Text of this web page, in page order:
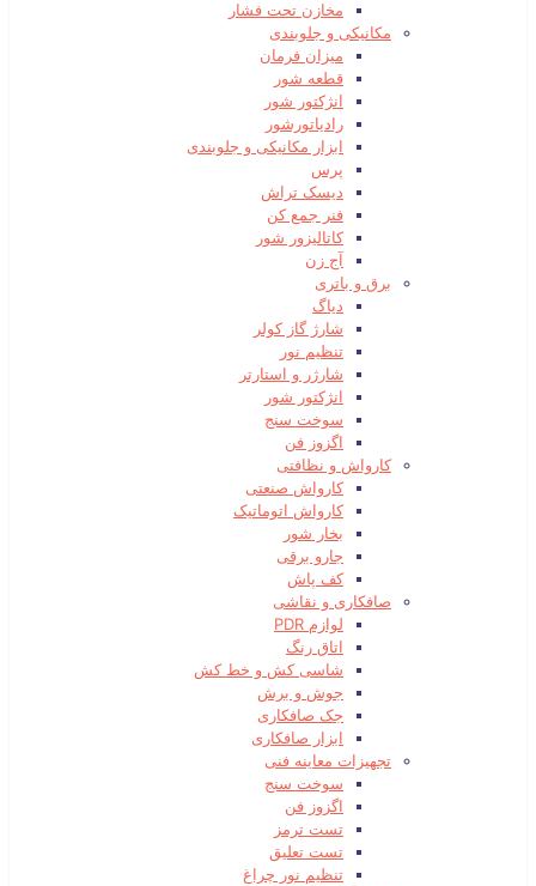
مخازن تحت فشار
مکانیکی و جلوبندی
میزان فرمان
قطعه شور
انژکتور شور
رادیاتورشور
ابزار مکانیکی و جلوبندی
پرس
دیسک تراش
فنر جمع کن
کاتالیزور شور
آج زن
برق و باتری
دیاگ
شارژ گاز کولر
تنظیم نور
شارژر و استارتر
انژکتور شور
سوخت سنج
اگزوز فن
کارواش و نظافتی
کارواش صنعتی
کارواش اتوماتیک
بخار شور
جارو برقی
کف پاش
صافکاری و نقاشی
لوازم PDR
اتاق رنگ
شاسی کش و خط کش
جوش و برش
جک صافکاری
ابزار صافکاری
تجهیزات معاینه فنی
سوخت سنج
اگزوز فن
تست ترمز
تست تعلیق
تنظیم نور چراغ